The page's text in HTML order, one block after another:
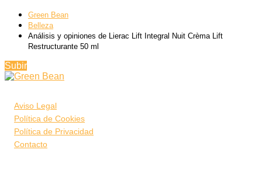
Green Bean
Belleza
Análisis y opiniones de Lierac Lift Integral Nuit Crèma Lift
Restructurante 50 ml
Subir
Aviso Legal
Política de Cookies
Política de Privacidad
Contacto